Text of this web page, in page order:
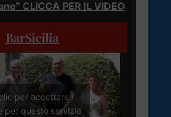
CLICCA PER IL VIDEO
BarSicilia
per accettare i
per questo servizio